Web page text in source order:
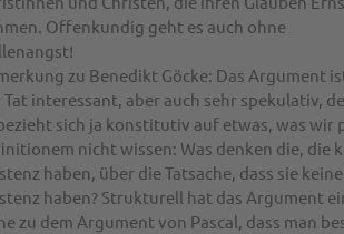
Offenkundig geht es auch ohne
zu Benedikt Göcke: Das Argument
Tat interessant, aber auch sehr spekulativ,
sich ja konstitutiv auf etwas, was wir
nicht wissen: Was denken die, die
haben, über die Tatsache, dass sie keine
haben? Strukturell hat das Argument
zu dem Argument von Pascal, dass man